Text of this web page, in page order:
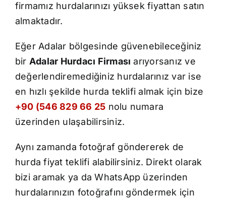
İletişim
firmamız hurdalarınızı yüksek fiyattan satın
almaktadır.
Eğer Adalar bölgesinde güvenebileceğiniz
bir Adalar Hurdacı Firması arıyorsanız ve
değerlendiremediğiniz hurdalarınız var ise
en hızlı şekilde hurda teklifi almak için bize
+90 (546 829 66 25 nolu numara
üzerinden ulaşabilirsiniz.
Aynı zamanda fotoğraf göndererek de
hurda fiyat teklifi alabilirsiniz. Direkt olarak
bizi aramak ya da WhatsApp üzerinden
hurdalarınızın fotoğrafını göndermek için